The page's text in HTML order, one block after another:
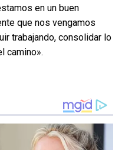
en un buen
que nos vengamos
trabajando, consolidar lo
camino».